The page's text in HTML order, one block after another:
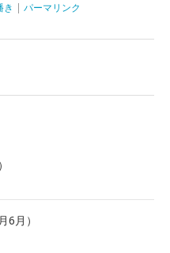
き
パーマリンク
6月）